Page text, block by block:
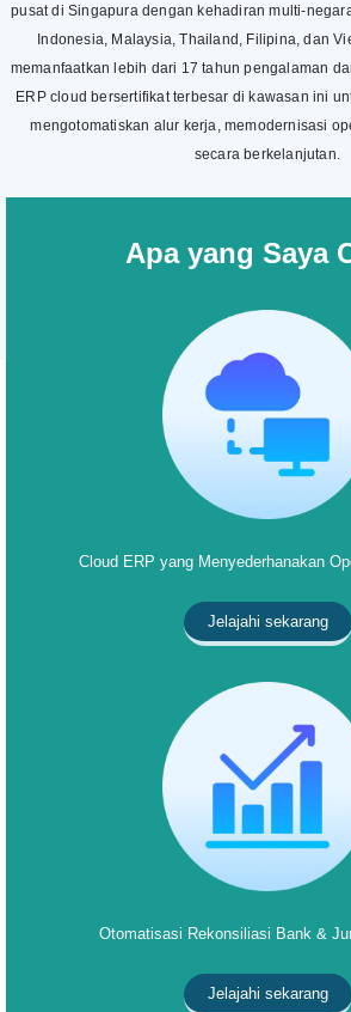
pusat di Singapura dengan kehadiran multi-
Indonesia, Malaysia, Thailand, Filipina, dan
memanfaatkan lebih dari 17 tahun pengalaman
ERP cloud bersertifikat terbesar di kawasan ini
mengotomatiskan alur kerja, memodernisasi
secara berkelanjutan.
Apa yang Saya
Cloud ERP yang Menyederhanakan
Jelajahi sekarang
Otomatisasi Rekonsiliasi Bank &
Jelajahi sekarang